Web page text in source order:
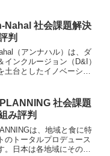
、ガーナ政府と交渉し、
オ豆を高...
Nahal 社会課題解決
判
（アンナハル）は、ダ
インクルージョン（D&I）
土台としたイノベーショ
ダーの育成や体制構築、
社会課題
み評判
は、地域と食に特
のトータルプロデュース
。日本は各地域にその土